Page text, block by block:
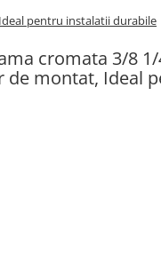
pentru instalatii durabile
cromata 3/8
de montat, Ideal